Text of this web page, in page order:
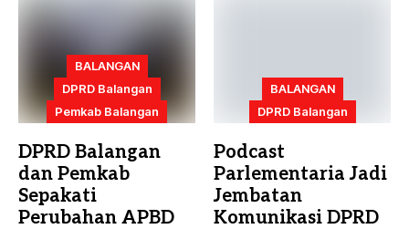
BALANGAN
DPRD Balangan
Pemkab Balangan
DPRD Balangan
dan Pemkab
Sepakati
Perubahan APBD
BALANGAN
DPRD Balangan
Podcast
Parlementaria Jadi
Jembatan
Komunikasi DPRD